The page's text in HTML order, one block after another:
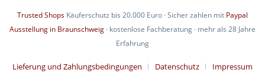
Trusted Shops Käuferschutz bis 20.000 Euro · Sicher zahlen mit Paypal
Ausstellung in Braunschweig · kostenlose Fachberatung · mehr als 28 Jahre
Erfahrung
Lieferung und Zahlungsbedingungen Datenschutz Impressum